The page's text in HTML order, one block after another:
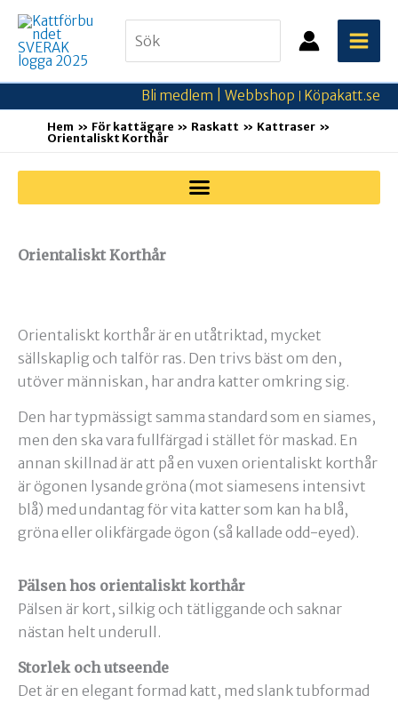
Hoppa
innehåll
for:
Bli medlem | Webbshop Köpakatt.se
Hem För kattägare Raskatt
Kattraser
Orientaliskt Korthår
Orientaliskt Korthår
Orientaliskt korthår är en utåtriktad, mycket
sällskaplig och talför ras. Den trivs bäst om den,
utöver människan, har andra katter omkring sig.
Den har typmässigt samma standard som en siames,
men den ska vara fullfärgad i stället för maskad. En
annan skillnad är att på en vuxen orientaliskt korthår
är ögonen lysande gröna (mot siamesens intensivt
blå) med undantag för vita katter som kan ha blå,
gröna eller olikfärgade ögon (så kallade odd-eyed).
Pälsen hos orientaliskt korthår
Pälsen är kort, silkig och tätliggande och saknar
nästan helt underull.
Storlek och utseende
Det är en elegant formad katt, med slank tubformad